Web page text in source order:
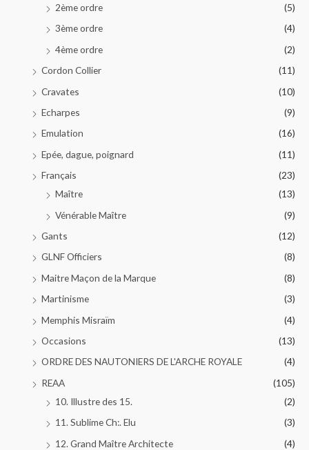
2ème ordre
(5)
3ème ordre
(4)
4ème ordre
(2)
Cordon Collier
(11)
Cravates
(10)
Echarpes
(9)
Emulation
(16)
Epée, dague, poignard
(11)
Français
(23)
Maître
(13)
Vénérable Maître
(9)
Gants
(12)
GLNF Officiers
(8)
Maitre Maçon de la Marque
(8)
Martinisme
(3)
Memphis Misraïm
(4)
Occasions
(13)
ORDRE DES NAUTONIERS DE L'ARCHE ROYALE
(4)
REAA
(105)
10. Illustre des 15.
(2)
11. Sublime Ch:. Elu
(3)
12. Grand Maître Architecte
(4)